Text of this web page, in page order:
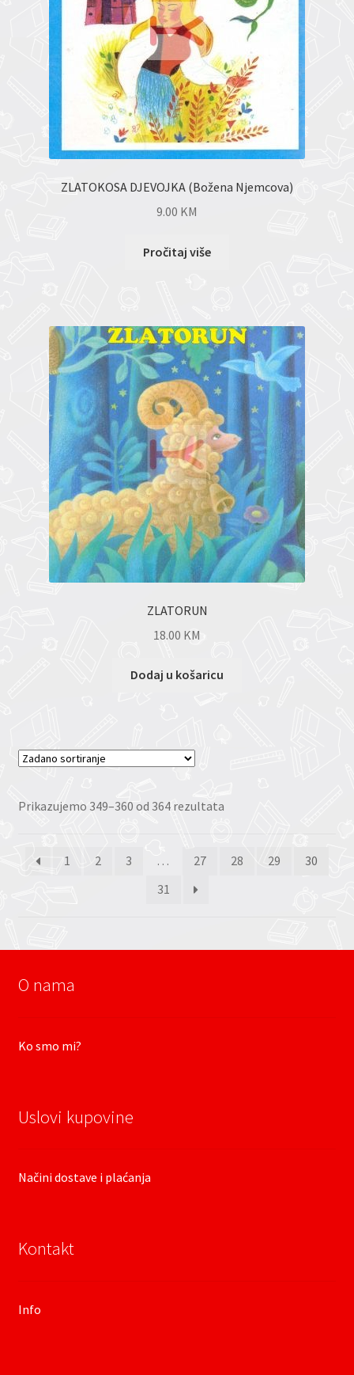
ZLATOKOSA DJEVOJKA (Božena Njemcova)
9.00 KM
Pročitaj više
ZLATORUN
18.00 KM
Dodaj u košaricu
Prikazujemo 349–360 od 364 rezultata
1 2 3 … 27 28 29
30
31
O nama
Ko smo mi?
Uslovi kupovine
Načini dostave i plaćanja
Kontakt
Info